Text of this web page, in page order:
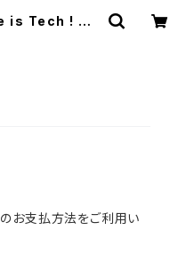
is Tech ! Sh
お支払方法をご利用い